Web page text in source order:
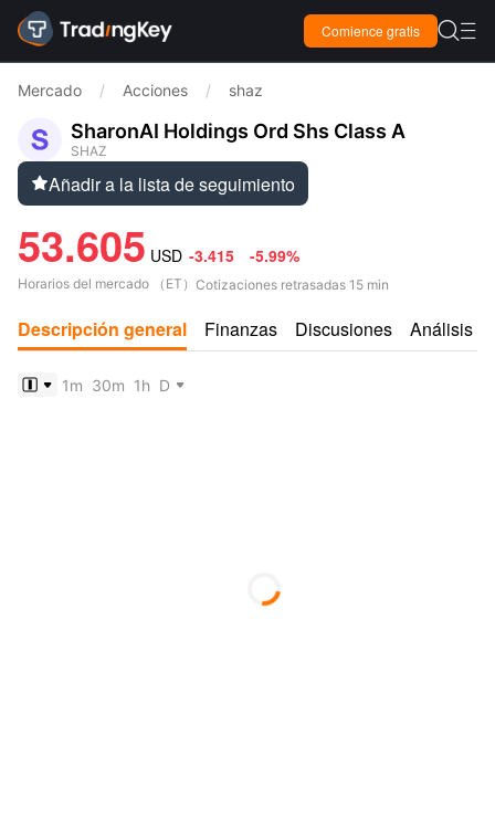
Comience gratis  
Mercado / Acciones / shaz
SharonAI Holdings Ord Shs Class A
SHAZ
Añadir a la lista de seguimiento
53.605 USD -3.415 -5.99%
Horarios del mercado （ ET ） Cotizaciones retrasadas 15 min
Descripción general Finanzas Discusiones Análisis
1m 30m 1h D